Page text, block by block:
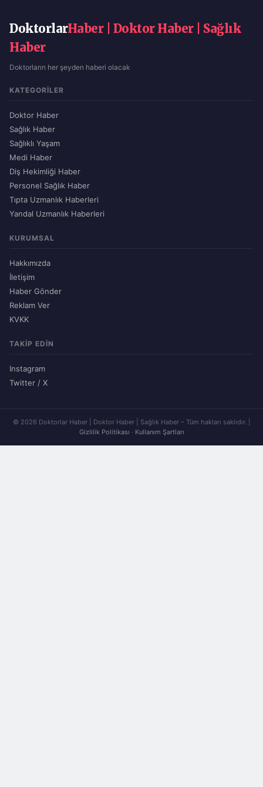
DoktorlarHaber | Doktor Haber | Sağlık
Haber
Doktorların her şeyden haberi olacak
KATEGORILER
Doktor Haber
Sağlık Haber
Sağlıklı Yaşam
Medi Haber
Diş Hekimliği Haber
Personel Sağlık Haber
Tıpta Uzmanlık Haberleri
Yandal Uzmanlık Haberleri
KURUMSAL
Hakkımızda
İletişim
Haber Gönder
Reklam Ver
KVKK
TAKIP EDIN
Instagram
Twitter / X
© 2026 Doktorlar Haber | Doktor Haber | Sağlık Haber – Tüm hakları saklıdır. |
Gizlilik Politikası · Kullanım Şartları